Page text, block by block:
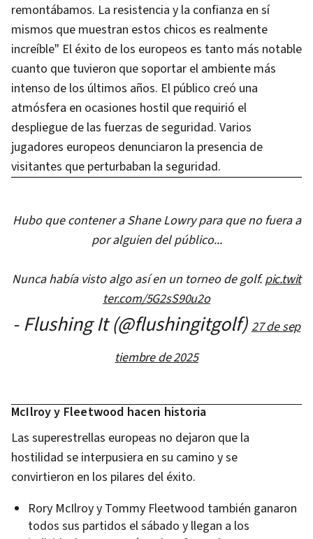
remontábamos. La resistencia y la confianza en sí
mismos que muestran estos chicos es realmente
increíble" El éxito de los europeos es tanto más notable
cuanto que tuvieron que soportar el ambiente más
intenso de los últimos años. El público creó una
atmósfera en ocasiones hostil que requirió el
despliegue de las fuerzas de seguridad. Varios
jugadores europeos denunciaron la presencia de
visitantes que perturbaban la seguridad.
Hubo que contener a Shane Lowry para que no fuera a
por alguien del público...
Nunca había visto algo así en un torneo de golf.pic.twit
ter.com/5G2sS90u2o
- Flushing It (@flushingitgolf)27 de sep
tiembre de 2025
McIlroy y Fleetwood hacen historia
Las superestrellas europeas no dejaron que la
hostilidad se interpusiera en su camino y se
convirtieron en los pilares del éxito.
Rory McIlroy y Tommy Fleetwood también ganaron
todos sus partidos el sábado y llegan a los